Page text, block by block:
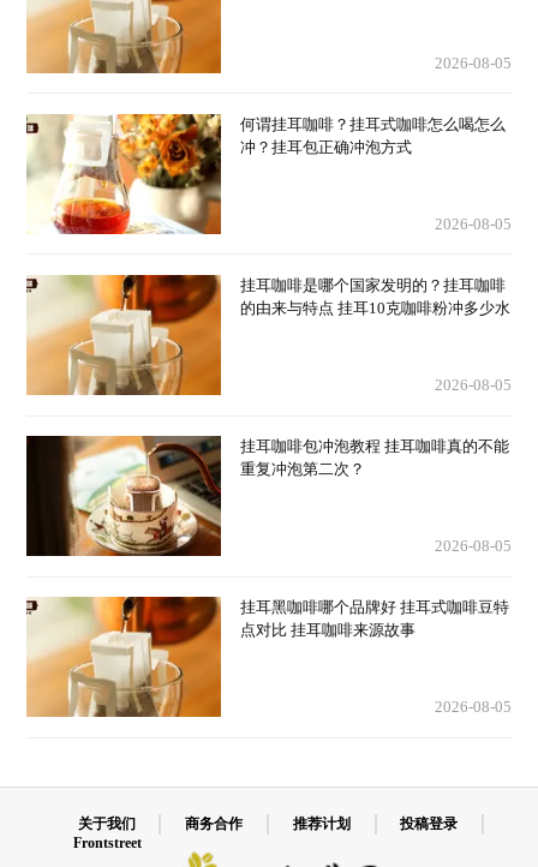
2026-08-05
何谓挂耳咖啡？挂耳式咖啡怎么喝怎么
冲？挂耳包正确冲泡方式
2026-08-05
挂耳咖啡是哪个国家发明的？挂耳咖啡
的由来与特点 挂耳10克咖啡粉冲多少水
2026-08-05
挂耳咖啡包冲泡教程 挂耳咖啡真的不能
重复冲泡第二次？
2026-08-05
挂耳黑咖啡哪个品牌好 挂耳式咖啡豆特
点对比 挂耳咖啡来源故事
2026-08-05
关于我们 商务合作 推荐计划
投稿登录
Frontstreet